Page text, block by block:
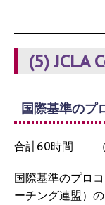
(5) JCLA
国際基準のプ
合計60時間
国際基準のプロ
ーチング連盟）